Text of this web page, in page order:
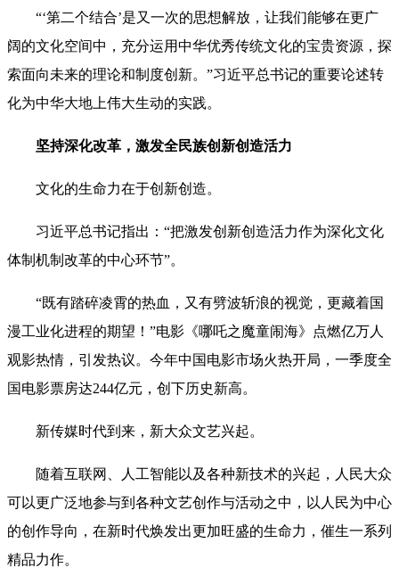
“‘第二个结合’是又一次的思想解放，让我们能够在更广
阔的文化空间中，充分运用中华优秀传统文化的宝贵资源，探
索面向未来的理论和制度创新。”习近平总书记的重要论述转
化为中华大地上伟大生动的实践。
坚持深化改革，激发全民族创新创造活力
文化的生命力在于创新创造。
习近平总书记指出：“把激发创新创造活力作为深化文化
体制机制改革的中心环节”。
“既有踏碎凌霄的热血，又有劈波斩浪的视觉，更藏着国
漫工业化进程的期望！”电影《哪吒之魔童闹海》点燃亿万人
观影热情，引发热议。今年中国电影市场火热开局，一季度全
国电影票房达244亿元，创下历史新高。
新传媒时代到来，新大众文艺兴起。
随着互联网、人工智能以及各种新技术的兴起，人民大众
可以更广泛地参与到各种文艺创作与活动之中，以人民为中心
的创作导向，在新时代焕发出更加旺盛的生命力，催生一系列
精品力作。